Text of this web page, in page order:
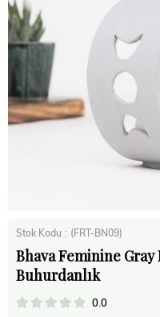
Stok Kodu (FRT-BN09)
Bhava Feminine Gray
Buhurdanlık
0.0